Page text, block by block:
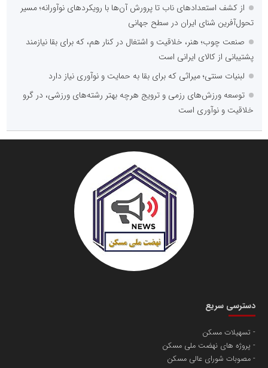
از کشف استعدادهای ناب تا پرورش آن‌ها با رویکردهای نوآورانه؛ مسیر
تحول‌آفرین شنای ایران در سطح جهانی
صنعت چوب؛ هنر، خلاقیت و اشتغال در کنار هم، که برای بقا نیازمند
پشتیبانی از کالای ایرانی است
لبنیات سنتی؛ میراثی که برای بقا به حمایت و نوآوری نیاز دارد
توسعه ورزش‌های رزمی و ترویج هرچه بهتر رشته‌های ورزشی، در گرو
خلاقیت و نوآوری است
دسترسی سریع
تسهیلات مسکن
پروژه های نهضت ملی مسکن
مصوبات شورای عالی مسکن